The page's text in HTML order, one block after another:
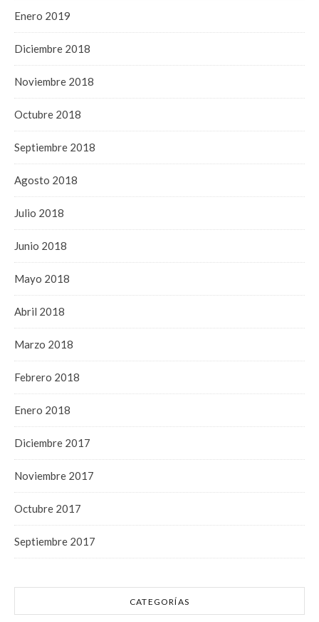
Enero 2019
Diciembre 2018
Noviembre 2018
Octubre 2018
Septiembre 2018
Agosto 2018
Julio 2018
Junio 2018
Mayo 2018
Abril 2018
Marzo 2018
Febrero 2018
Enero 2018
Diciembre 2017
Noviembre 2017
Octubre 2017
Septiembre 2017
CATEGORÍAS